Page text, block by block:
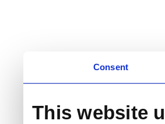
Consent
This website